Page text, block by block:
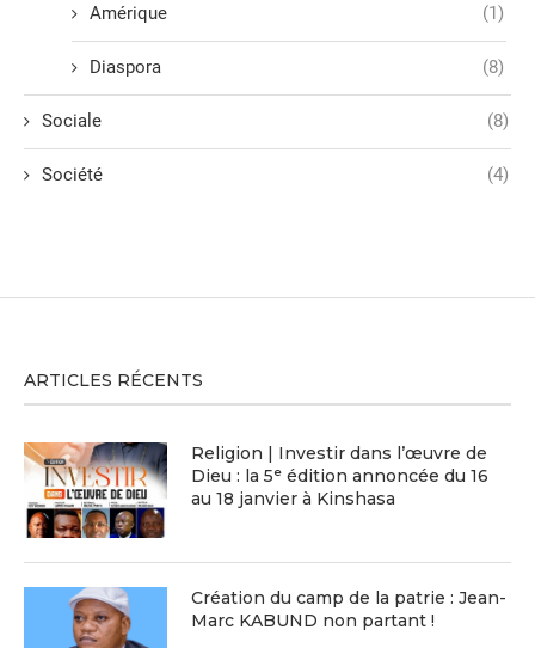
Amérique (1)
Diaspora (8)
Sociale (8)
Société (4)
ARTICLES RÉCENTS
Religion | Investir dans l’œuvre de
Dieu : la 5ᵉ édition annoncée du 16
au 18 janvier à Kinshasa
Création du camp de la patrie : Jean-
Marc KABUND non partant !